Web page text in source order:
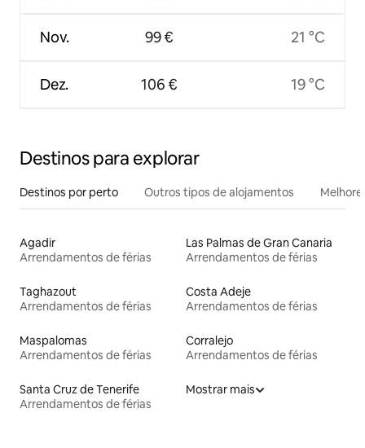
Nov.
Dez.
99 €
106 €
21 °C
19 °C
Destinos para explorar
Destinos por perto Outros tipos de alojamentos
Agadir
Arrendamentos de férias
Las Palmas de Gran Canaria
Arrendamentos de férias
Taghazout
Arrendamentos de férias
Costa Adeje
Arrendamentos de férias
Maspalomas
Arrendamentos de férias
Corralejo
Arrendamentos de férias
Santa Cruz de Tenerife
Arrendamentos de férias
Mostrar mais